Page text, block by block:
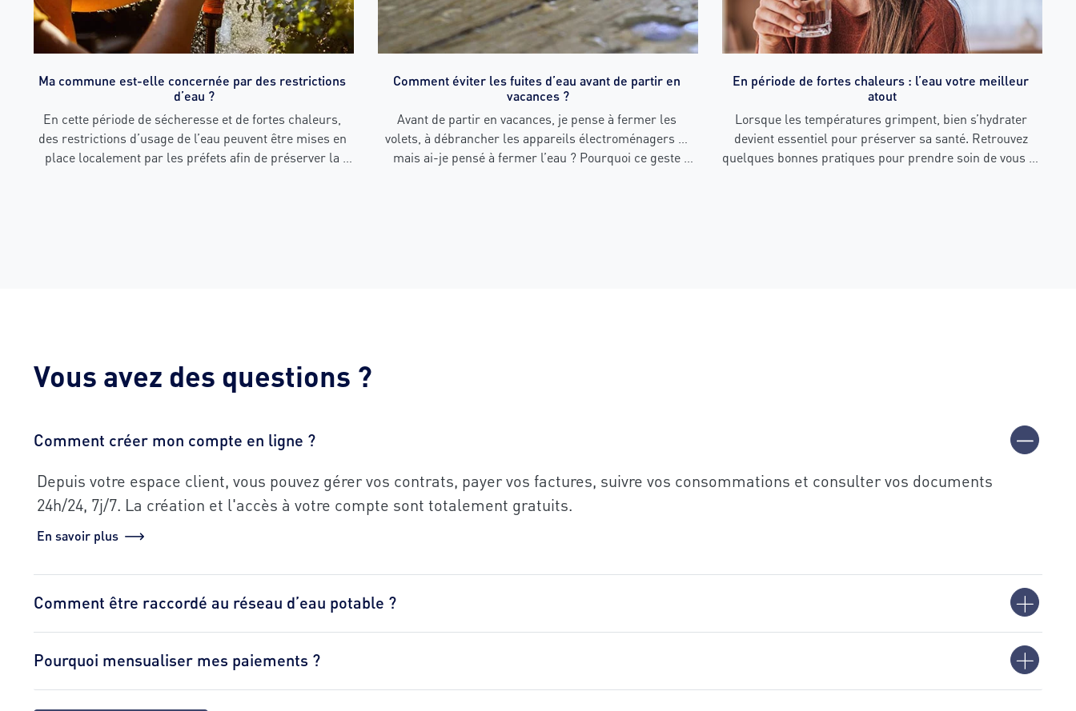
Ma commune est-elle concernée par des restrictions
d’eau ?
En cette période de sécheresse et de fortes chaleurs,
des restrictions d’usage de l’eau peuvent être mises en
place localement par les préfets afin de préserver la
Comment éviter les fuites d’eau avant de partir en
vacances ?
Avant de partir en vacances, je pense à fermer les
volets, à débrancher les appareils électroménagers …
mais ai-je pensé à fermer l’eau ? Pourquoi ce geste
En période de fortes chaleurs : l’eau votre meilleur
atout
Lorsque les températures grimpent, bien s’hydrater
devient essentiel pour préserver sa santé. Retrouvez
quelques bonnes pratiques pour prendre soin de vous et
Vous avez des questions ?
Comment créer mon compte en ligne ?
Depuis votre espace client, vous pouvez gérer vos contrats, payer vos factures, suivre vos consommations et consulter vos documents
24h/24, 7j/7. La création et l'accès à votre compte sont totalement gratuits.
En savoir plus
Comment être raccordé au réseau d’eau potable ?
Pourquoi mensualiser mes paiements ?